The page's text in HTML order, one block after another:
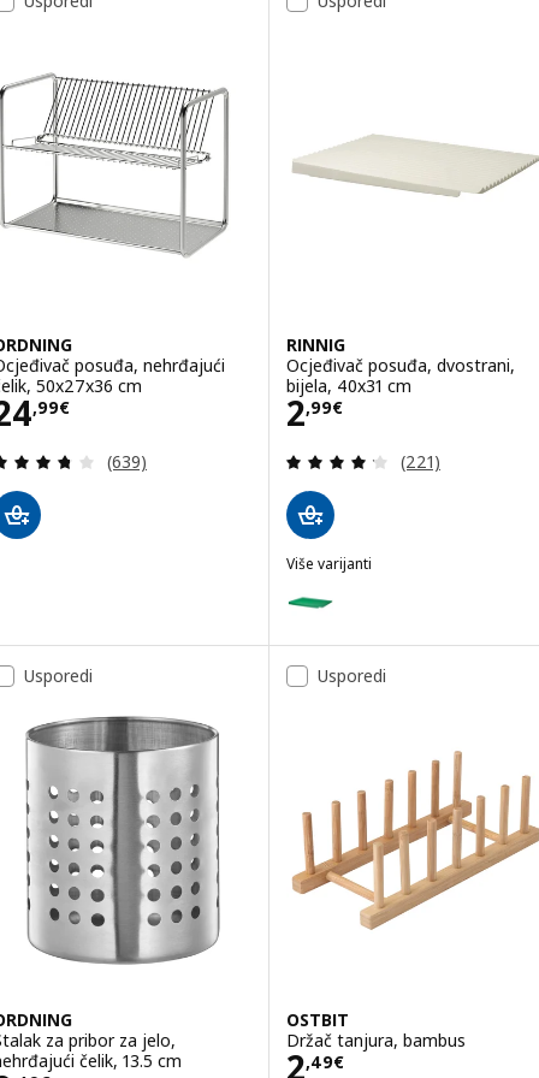
posuđa, nehrđajući
50x27x36 cm
,99€ 24,99€
Revizija: 3.7 od 5 zvjezdica. Ukupno recenzija:
(639)
RINNIG
Ocjeđivač posuđa, dvostrani,
bijela, 40x31 cm
2,99€
Cijena 2,99€
Revizija: 4.2
(221)
Više varijanti
Mogućnost: RINNIG,
Usporedi
za pribor za jelo,
čelik, 13.5 cm
Usporedi
OSTBIT
Držač tanjura, bambus
2,49€
Cijena 2,49€